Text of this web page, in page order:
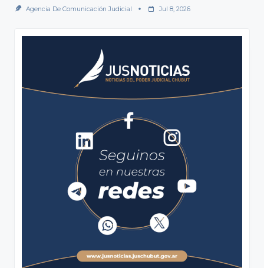
Agencia De Comunicación Judicial Jul 8, 2026